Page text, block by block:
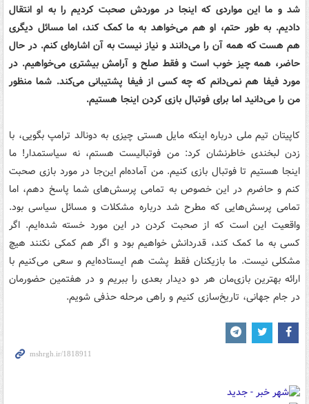
شد و ما این مواردی که اینجا در موردش صحبت کردیم را به او انتقال
دادیم. به طور حتم، او هم می‌خواهد به ما کمک کند، اما مسائل دیگری
هم هست که همه آن را می‌دانند و نیاز نیست به آن اشاره‌ای کنم. در حال
حاضر، همه چیز خوب است و فقط صلح و آرامش بیشتری می‌خواهیم. در
مورد فیفا هم نمی‌دانم که چه کسی از فیفا پشتیبانی می‌کند. شما منظور
من را می‌دانید اما برای فوتبال بازی کردن اینجا هستیم.
کاپیتان تیم ملی درباره اینکه مایل هستی چیزی به دونالد ترامپ بگویی، با
زدن لبخندی خاطرنشان کرد: من فوتبالیست هستم، نه سیاستمدار! ما
اینجا هستیم تا فوتبال بازی کنیم. من آماده‌ام این‌جا در مورد بازی صحبت
کنم و حاضرم در این خصوص به تمامی پرسش‌های شما پاسخ دهم، اما
تمامی پرسش‌هایی که مطرح شد درباره مشکلات و مسائل سیاسی بود.
واقعیت این است که از صحبت کردن در این مورد خسته شده‌ایم. اگر
کسی به ما کمک کند، قدردانش خواهیم بود و اگر هم کمکی نکنند هیچ
مشکلی نیست. ما بازیکنان فقط پشت هم ایستاده‌ایم و سعی می‌کنیم با
ارائه بهترین بازی‌مان هر دو دیدار بعدی را ببریم و در هفتمین حضورمان
در جام جهانی، تاریخ‌سازی کنیم و راهی مرحله حذفی شویم.